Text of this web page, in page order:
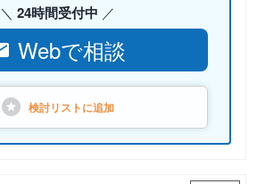
24時間受付中
Webで相談
検討リストに追加